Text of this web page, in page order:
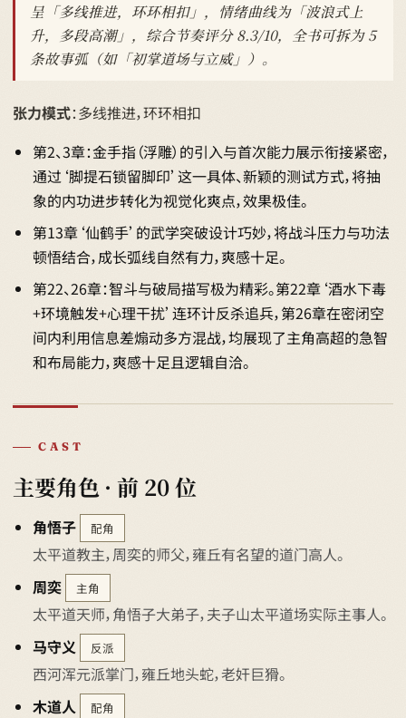
呈「多线推进，环环相扣」，情绪曲线为「波浪式上
升，多段高潮」，综合节奏评分 8.3/10，全书可拆为 5
条故事弧（如「初掌道场与立威」）。
张力模式：多线推进，环环相扣
第2、3章：金手指（浮雕）的引入与首次能力展示衔接紧密，
通过‘脚提石锁留脚印’这一具体、新颖的测试方式，将抽
象的内功进步转化为视觉化爽点，效果极佳。
第13章‘仙鹤手’的武学突破设计巧妙，将战斗压力与功法
顿悟结合，成长弧线自然有力，爽感十足。
第22、26章：智斗与破局描写极为精彩。第22章‘酒水下毒
+环境触发+心理干扰’连环计反杀追兵，第26章在密闭空
间内利用信息差煽动多方混战，均展现了主角高超的急智
和布局能力，爽感十足且逻辑自洽。
CAST
主要角色 · 前 20 位
角悟子 配角
太平道教主，周奕的师父，雍丘有名望的道门高人。
周奕
主角
太平道天师，角悟子大弟子，夫子山太平道场实际主事人。
马守义
反派
西河浑元派掌门，雍丘地头蛇，老奸巨猾。
木道人
配角